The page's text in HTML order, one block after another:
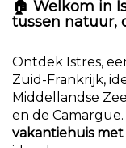
🏠 Welkom in
tussen natuur,
Ontdek Istres,
Zuid-Frankrijk,
Middellandse
en de
vakantiehuis